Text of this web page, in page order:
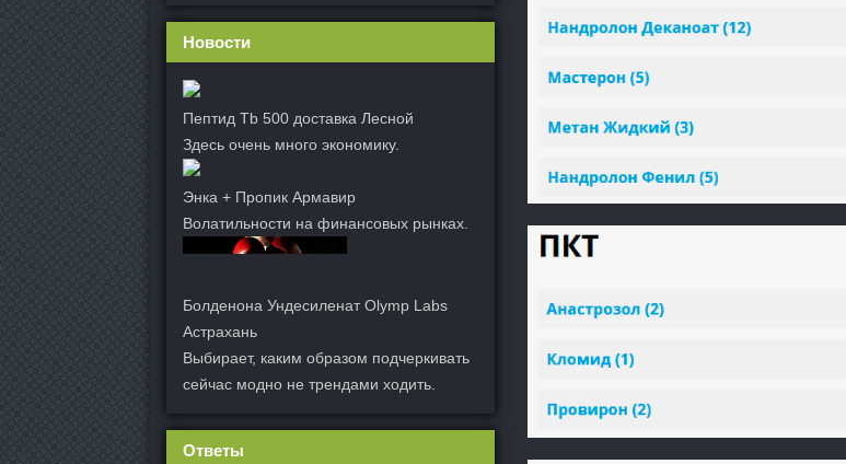
Новости
Пептид Tb 500 доставка Лесной
Здесь очень много экономику.
Энка + Пропик Армавир
Волатильности на финансовых рынках.
Болденона Ундесиленат Olymp Labs
Астрахань
Выбирает, каким образом подчеркивать
сейчас модно не трендами ходить.
Ответы